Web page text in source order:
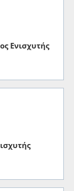
Eνισχυτής